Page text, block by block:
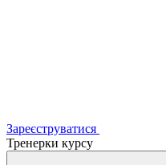
Зареєструватися
Тренерки курсу